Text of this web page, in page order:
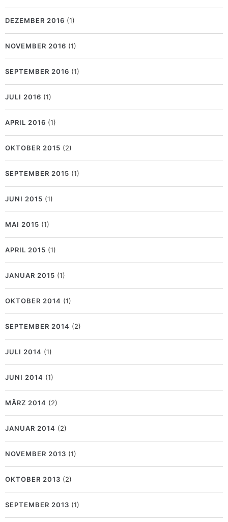
DEZEMBER 2016 (1)
NOVEMBER 2016 (1)
SEPTEMBER 2016 (1)
JULI 2016 (1)
APRIL 2016 (1)
OKTOBER 2015 (2)
SEPTEMBER 2015 (1)
JUNI 2015 (1)
MAI 2015 (1)
APRIL 2015 (1)
JANUAR 2015 (1)
OKTOBER 2014 (1)
SEPTEMBER 2014 (2)
JULI 2014 (1)
JUNI 2014 (1)
MÄRZ 2014 (2)
JANUAR 2014 (2)
NOVEMBER 2013 (1)
OKTOBER 2013 (2)
SEPTEMBER 2013 (1)